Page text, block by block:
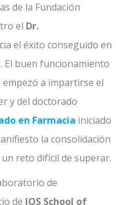
de la Fundación
el Dr.
el éxito conseguido en
El buen funcionamiento
empezó a impartirse el
y del doctorado
en Farmacia iniciado
la consolidación
reto difícil de superar.
de
de IQS School of